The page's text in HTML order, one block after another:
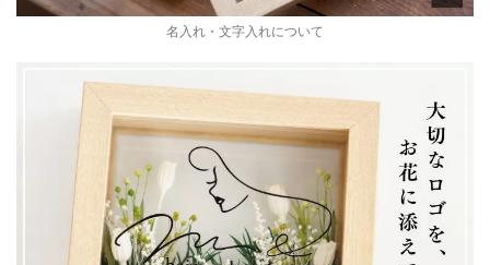
名入れ・文字入れについて